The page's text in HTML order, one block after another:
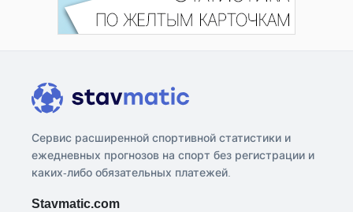
Сервис расширенной спортивной статистики и
ежедневных прогнозов на спорт без регистрации и
каких-либо обязательных платежей.
Stavmatic.com